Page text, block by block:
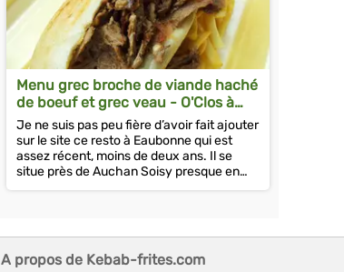
Menu grec broche de viande haché
de boeuf et grec veau - O'Clos à
Eaubonne
Je ne suis pas peu fière d’avoir fait ajouter
sur le site ce resto à Eaubonne qui est
assez récent, moins de deux ans. Il se
situe près de Auchan Soisy presque en
face du mac do. 1 an que je...
A propos de Kebab-frites.com